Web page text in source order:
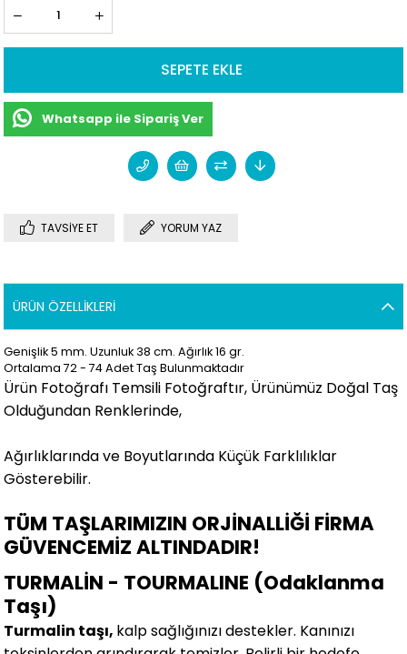
Whatsapp ile Sipariş Ver
TAVSIYE ET YORUM YAZ
ÜRÜN ÖZELLIKLERI
Genişlik 5 mm. Uzunluk 38 cm. Ağırlık 16 gr.
Ortalama 72 - 74 Adet Taş Bulunmaktadır
Ürün Fotoğrafı Temsili Fotoğraftır, Ürünümüz Doğal Taş
Olduğundan Renklerinde,
Ağırlıklarında ve Boyutlarında Küçük Farklılıklar
Gösterebilir.
TÜM TAŞLARIMIZIN ORJİNALLİĞİ FİRMA
GÜVENCEMİZ ALTINDADIR!
TURMALİN - TOURMALINE (Odaklanma
Taşı)
Turmalin taşı, kalp sağlığınızı destekler. Kanınızı